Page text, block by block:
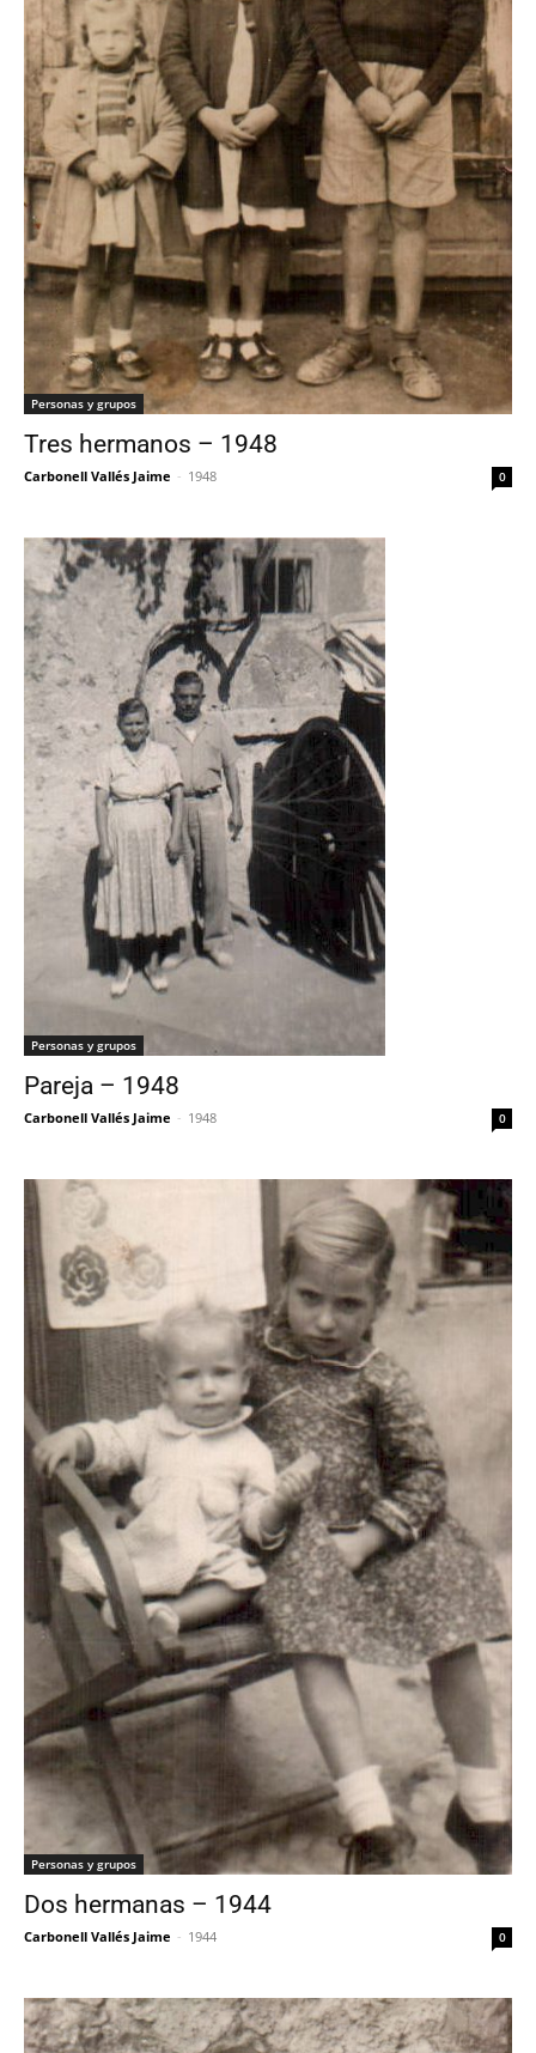
Personas y grupos
Tres hermanos – 1948
Carbonell Vallés Jaime - 1948 0
Personas y grupos
Pareja – 1948
Carbonell Vallés Jaime - 1948 0
Personas y grupos
Dos hermanas – 1944
Carbonell Vallés Jaime - 1944 0